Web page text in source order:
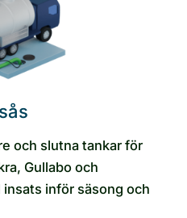
och slutna tankar för
Gullabo och
inför säsong och